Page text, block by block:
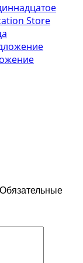
Store
Обязательные